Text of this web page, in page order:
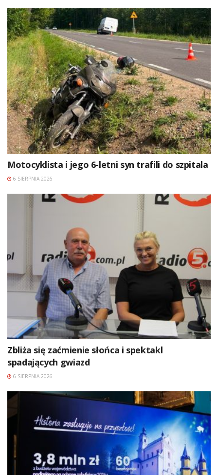
Motocyklista i jego 6-letni syn trafili do szpitala
6 SIERPNIA 2026
Zbliża się zaćmienie słońca i spektakl
spadających gwiazd
6 SIERPNIA 2026